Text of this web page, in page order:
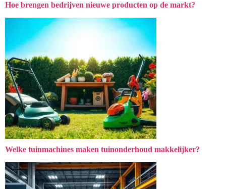
Hoe brengen bedrijven nieuwe producten op de markt?
Welke tuinmachines maken tuinonderhoud makkelijker?